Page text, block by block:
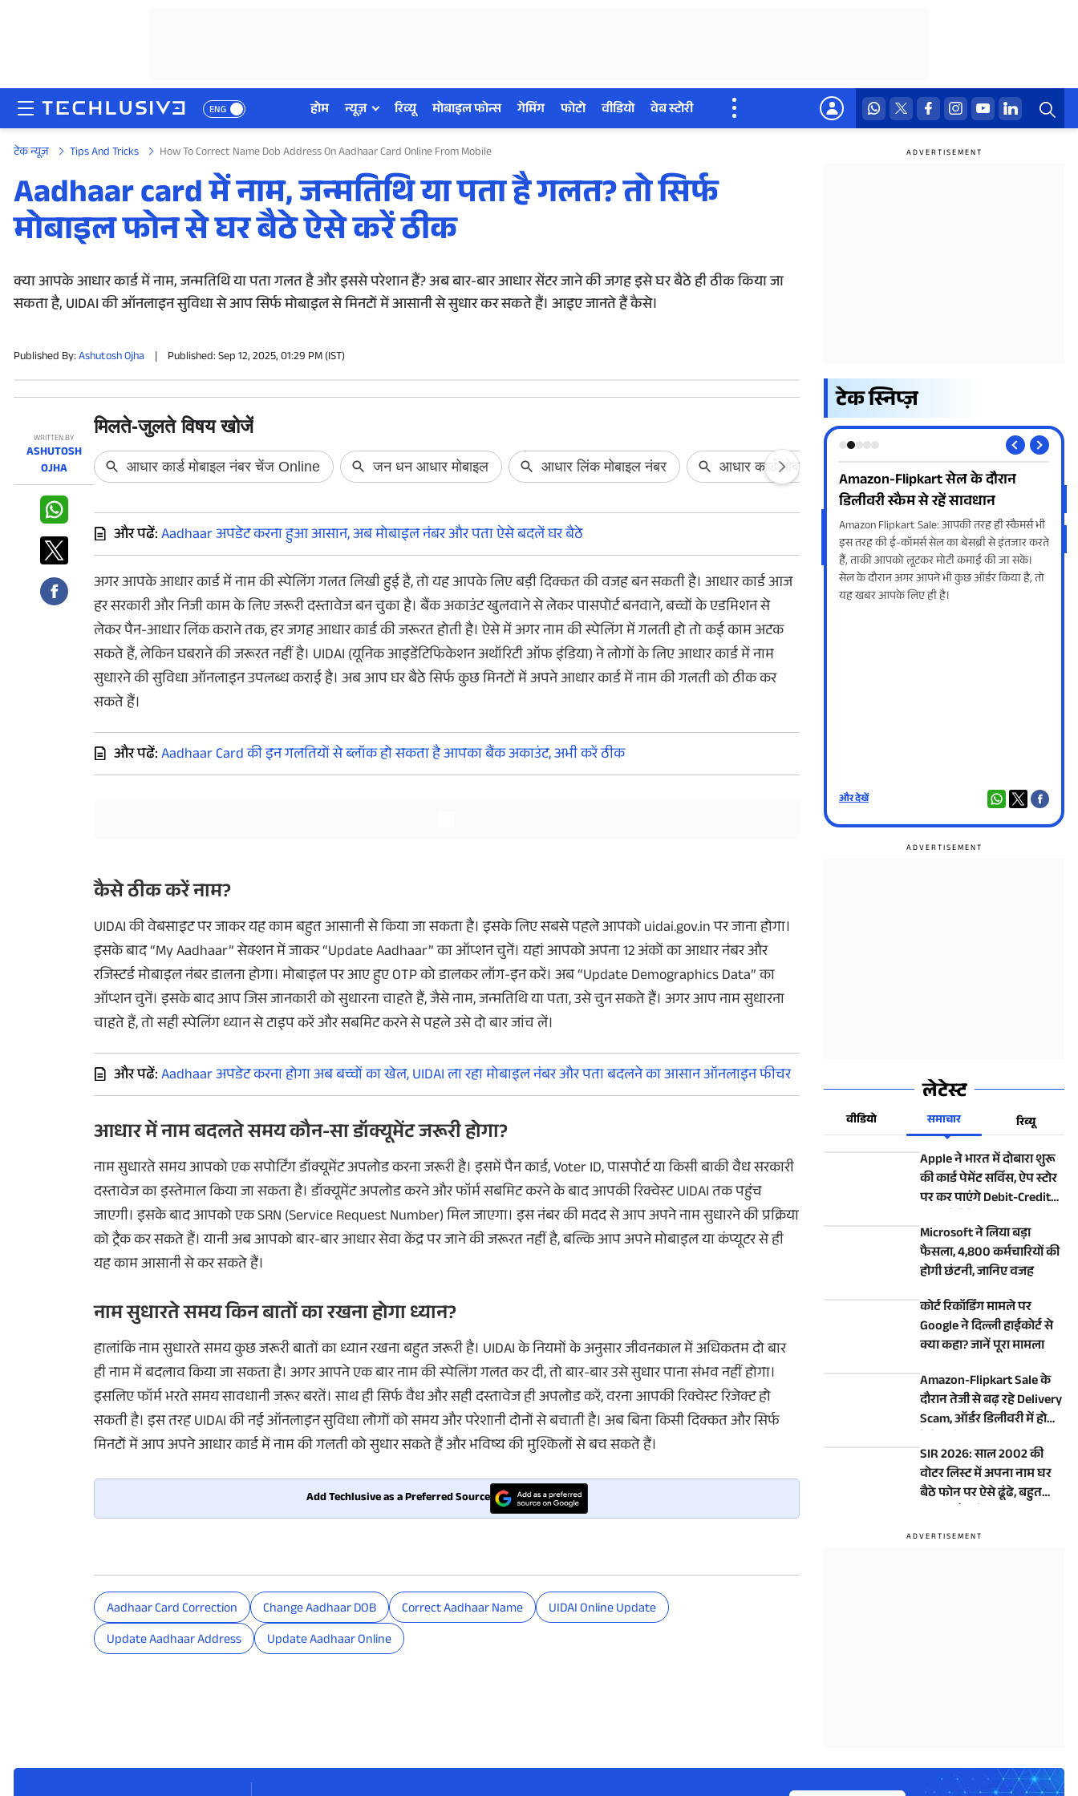
ENG होम न्यूज़ रिव्यू मोबाइल फोन्स गेमिंग फोटो वीडियो वेब स्टोरी
होम
न्यूज़
रिव्यू
मोबाइल फोन्स
फोटो
वीडियो
वेब स्टोरी
ऐप्स
डील्स
टेक न्यूज़ Tips And Tricks How To Correct Name Dob Address On Aadhaar Card Online From Mobile
Aadhaar card में नाम, जन्मतिथि या पता है गलत? तो सिर्फ
मोबाइल फोन से घर बैठे ऐसे करें ठीक
क्या आपके आधार कार्ड में नाम, जन्मतिथि या पता गलत है और इससे परेशान हैं? अब बार-बार आधार सेंटर जाने की जगह इसे घर बैठे ही ठीक किया जा
सकता है, UIDAI की ऑनलाइन सुविधा से आप सिर्फ मोबाइल से मिनटों में आसानी से सुधार कर सकते हैं। आइए जानते हैं कैसे।
Published By:Ashutosh Ojha | Published: Sep 12, 2025, 01:29 PM (IST)
WRITTEN BY
ASHUTOSH
OJHA
और पढें:Aadhaar अपडेट करना हुआ आसान, अब मोबाइल नंबर और पता ऐसे बदलें घर बैठे
अगर आपके आधार कार्ड में नाम की स्पेलिंग गलत लिखी हुई है, तो यह आपके लिए बड़ी दिक्कत की वजह बन सकती है। आधार कार्ड आज
हर सरकारी और निजी काम के लिए जरूरी दस्तावेज बन चुका है। बैंक अकाउंट खुलवाने से लेकर पासपोर्ट बनवाने, बच्चों के एडमिशन से
लेकर पैन-आधार लिंक कराने तक, हर जगह आधार कार्ड की जरूरत होती है। ऐसे में अगर नाम की स्पेलिंग में गलती हो तो कई काम अटक
सकते हैं,लेकिन घबराने की जरूरत नहीं है। UIDAI (यूनिक आइडेंटिफिकेशन अथॉरिटी ऑफ इंडिया) ने लोगों के लिए आधार कार्ड में नाम
सुधारने की सुविधा ऑनलाइन उपलब्ध कराई है। अब आप घर बैठे सिर्फ कुछ मिनटों में अपने आधार कार्ड में नाम की गलती को ठीक कर
सकते हैं।
और पढें:Aadhaar Card की इन गलतियों से ब्लॉक हो सकता है आपका बैंक अकाउंट, अभी करें ठीक
कैसे ठीक करें नाम?
UIDAIकी वेबसाइट पर जाकर यह काम बहुत आसानी से किया जा सकता है। इसके लिए सबसे पहले आपकोuidai.gov.inपर जाना होगा।
इसके बाद “My Aadhaar”सेक्शन में जाकर “Update Aadhaar”का ऑप्शन चुनें। यहां आपको अपना 12 अंकों का आधार नंबर और
रजिस्टर्ड मोबाइल नंबर डालना होगा। मोबाइल पर आए हुएOTPको डालकर लॉग-इन करें। अब “Update Demographics Data”का
ऑप्शन चुनें। इसके बाद आप जिस जानकारी को सुधारना चाहते हैं, जैसे नाम, जन्मतिथि या पता, उसे चुन सकते हैं। अगर आप नाम सुधारना
चाहते हैं, तो सही स्पेलिंग ध्यान से टाइप करें और सबमिट करने से पहले उसे दो बार जांच लें।
और पढें:Aadhaar अपडेट करना होगा अब बच्चों का खेल, UIDAI ला रहा मोबाइल नंबर और पता बदलने का आसान ऑनलाइन फीचर
आधार में नाम बदलते समय कौन-सा डॉक्यूमेंट जरूरी होगा?
नाम सुधारते समय आपको एक सपोर्टिंग डॉक्यूमेंट अपलोड करना जरूरी है। इसमें पैन कार्ड,VoterID, पासपोर्ट या किसी बाकी वैध सरकारी
दस्तावेज का इस्तेमाल किया जा सकता है। डॉक्यूमेंट अपलोड करने और फॉर्म सबमिट करने के बाद आपकी रिक्वेस्टUIDAIतक पहुंच
जाएगी। इसके बाद आपको एकSRN (Service Request Number)मिल जाएगा। इस नंबर की मदद से आप अपने नाम सुधारने की प्रक्रिया
को ट्रैक कर सकते हैं। यानी अब आपको बार-बार आधार सेवा केंद्र पर जाने की जरूरत नहीं है, बल्कि आप अपने मोबाइल या कंप्यूटर से ही
यह काम आसानी से कर सकते हैं।
नाम सुधारते समय किन बातों का रखना होगा ध्यान?
हालांकि नाम सुधारते समय कुछ जरूरी बातों का ध्यान रखना बहुत जरूरी है। UIDAIके नियमों के अनुसार जीवनकाल में अधिकतम दो बार
ही नाम में बदलाव किया जा सकता है। अगर आपने एक बार नाम की स्पेलिंग गलत कर दी, तो बार-बार उसे सुधार पाना संभव नहीं होगा।
इसलिए फॉर्म भरते समय सावधानी जरूर बरतें। साथ ही सिर्फ वैध और सही दस्तावेज ही अपलोड करें, वरना आपकी रिक्वेस्ट रिजेक्ट हो
सकती है। इस तरहUIDAIकी नई ऑनलाइन सुविधा लोगों को समय और परेशानी दोनों से बचाती है। अब बिना किसी दिक्कत और सिर्फ
मिनटों में आप अपने आधार कार्ड में नाम की गलती को सुधार सकते हैं और भविष्य की मुश्किलों से बच सकते हैं।
Add Techlusive as a Preferred Source
Aadhaar Card Correction Change Aadhaar DOB Correct Aadhaar Name
UIDAI Online Update
Update Aadhaar Address
Update Aadhaar Online
टेक स्निप्ज़
Apple दोबारा भारत लेकर आया कार्ड
एप्पल ने भारत में एक बार फिर से कार्ड पेमेंट सेवा को
शुरू कर दिया है। इससे अब यूजर्स अपने एप्पल
अकाउंट में डेबिट और क्रेडिट कार्ड को जोड़कर सर्विस
के लिए पेमेंट कर सकेंगे।
Amazon-Flipkart सेल के दौरान
हैं, ताकी आपको लूटकर मोटी कमाई की जा सके।
सेल के दौरान अगर आपने भी कुछ ऑर्डर किया है, तो
यह खबर आपके लिए ही है।
SIR 2026: 2002 की वोटर लिस्ट में
आपका नाम है या नहीं? जानें
SIR 2026 की प्रक्रिया शुरू हो चुकी है। अगर आपका
नाम 2002 की वोटर लिस्ट में नहीं थी, तो ऐसे ढूंढे
माता-पिता या फिर दादा-दादी का नाम। बहुत
आसान है प्रक्रिया, घर बैठे फोन पर होगा सब काम।
और देखें
लेटेस्ट
वीडियो समाचार रिव्यू
Apple ने भारत में दोबारा शुरू
की कार्ड पेमेंट सर्विस, ऐप स्टोर
पर कर पाएंगे Debit-Credit
Microsoft ने लिया बड़ा
फैसला, 4,800 कर्मचारियों की
होगी छंटनी, जानिए वजह
कोर्ट रिकॉर्डिंग मामले पर
Google ने दिल्ली हाईकोर्ट से
क्या कहा? जानें पूरा मामला
Amazon-Flipkart Sale के
दौरान तेजी से बढ़ रहे Delivery
Scam, ऑर्डर डिलीवरी में होगी
SIR 2026: साल 2002 की
वोटर लिस्ट में अपना नाम घर
बैठे फोन पर ऐसे ढूंढे, बहुत